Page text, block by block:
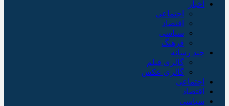
اخبار
اجتماعی
اقتصاد
سیاسی
فرهنگ
چند رسانه
گالری فیلم
گالری عکس
اجتماعی
اقتصاد
سیاسی